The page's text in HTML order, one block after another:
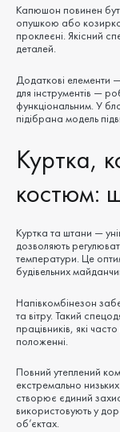
Капюшон повинен
опушкою або
проклеєні. Якісний
деталей.
Додаткові елементи —
для інструментів —
функціональним. У
підібрана модель
Куртка,
костюм:
Куртка та штани —
дозволяють
температури. Це
будівельних
Напівкомбінезон
та вітру. Такий
працівників, які
положенні.
Повний утеплений
екстремально
створює єдиний
використовують у
об’єктах.